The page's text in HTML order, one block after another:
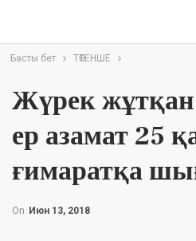
Басты бет ТӨТЕНШЕ
Жүрек жұтқан
ер азамат 25
ғимаратқа
On Июн 13, 2018